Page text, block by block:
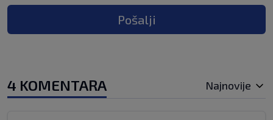
Pošalji
4 KOMENTARA Najnovije